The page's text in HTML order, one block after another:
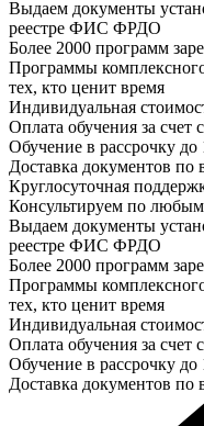
Выдаем документы
реестре ФИС ФРДО
Более 2000 программ
Программы
тех, кто ценит время
Индивидуальная
Оплата обучения за
Обучение в рассрочку до
Доставка документов по
Круглосуточная
Консультируем по
Выдаем документы
реестре ФИС ФРДО
Более 2000 программ
Программы
тех, кто ценит время
Индивидуальная
Оплата обучения за
Обучение в рассрочку до
Доставка документов по